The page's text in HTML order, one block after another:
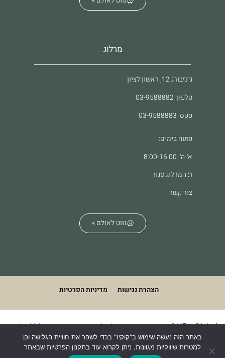
מרלוג
גינזבורג 12, ראשון לציון
טלפון: 03-9588882
פקס: 03-9588883
פתוח בימים:
א'-ה': 8:00-16:00
ו': המרלוג סגור
צור קשר
נווט לאולם »
הצהרת נגישות מדיניות הפרטיות
We build & design websites. what's your superpower?Lifko Digital
באתר הזה נעשה שימוש ב"קוקיז" בכדי לשפר את חוויית הגלישה וכן
למטרות שיווקיות מגוונות. ניתן לקרוא עוד בתקנון הפרטיות שבאתר